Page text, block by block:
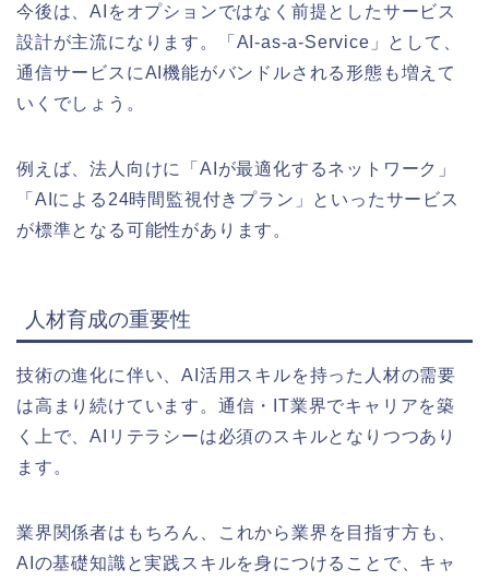
今後は、AIをオプションではなく前提としたサービス
設計が主流になります。「AI-as-a-Service」として、
通信サービスにAI機能がバンドルされる形態も増えて
いくでしょう。
例えば、法人向けに「AIが最適化するネットワーク」
「AIによる24時間監視付きプラン」といったサービス
が標準となる可能性があります。
人材育成の重要性
技術の進化に伴い、AI活用スキルを持った人材の需要
は高まり続けています。通信・IT業界でキャリアを築
く上で、AIリテラシーは必須のスキルとなりつつあり
ます。
業界関係者はもちろん、これから業界を目指す方も、
AIの基礎知識と実践スキルを身につけることで、キャ